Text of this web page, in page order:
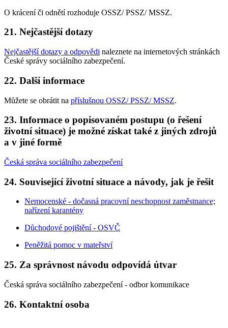
O krácení či odnětí rozhoduje OSSZ/ PSSZ/ MSSZ.
21. Nejčastější dotazy
Nejčastější dotazy a odpovědi naleznete na internetových stránkách
České správy sociálního zabezpečení.
22. Další informace
Můžete se obrátit na příslušnou OSSZ/ PSSZ/ MSSZ.
23. Informace o popisovaném postupu (o řešení
životní situace) je možné získat také z jiných zdrojů
a v jiné formě
Česká správa sociálního zabezpečení
24. Související životní situace a návody, jak je řešit
Nemocenské - dočasná pracovní neschopnost zaměstnance;
nařízení karantény
Důchodové pojištění - OSVČ
Peněžitá pomoc v mateřství
25. Za správnost návodu odpovídá útvar
Česká správa sociálního zabezpečení - odbor komunikace
26. Kontaktní osoba